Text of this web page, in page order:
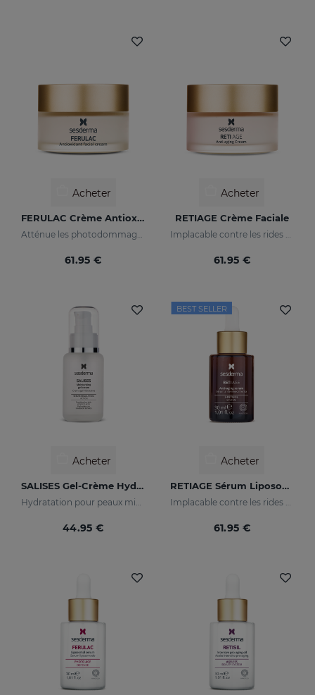
Acheter
FERULAC Crème Antioxydante
61.95 €
Acheter
RETIAGE Crème Faciale
61.95 €
Acheter
SALISES Gel-Crème Hydratant
44.95 €
BEST SELLER
Acheter
RETIAGE Sérum Liposomal
61.95 €